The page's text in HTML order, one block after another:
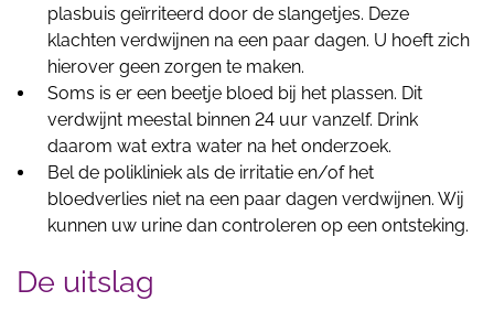
plasbuis geïrriteerd door de slangetjes. Deze
klachten verdwijnen na een paar dagen. U hoeft zich
hierover geen zorgen te maken.
Soms is er een beetje bloed bij het plassen. Dit
verdwijnt meestal binnen 24 uur vanzelf. Drink
daarom wat extra water na het onderzoek.
Bel de polikliniek als de irritatie en/of het
bloedverlies niet na een paar dagen verdwijnen. Wij
kunnen uw urine dan controleren op een ontsteking.
De uitslag